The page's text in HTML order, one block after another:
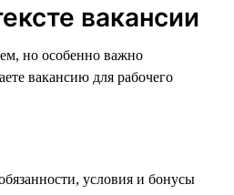
вакансии
но особенно важно
вакансию для рабочего
условия и бонусы